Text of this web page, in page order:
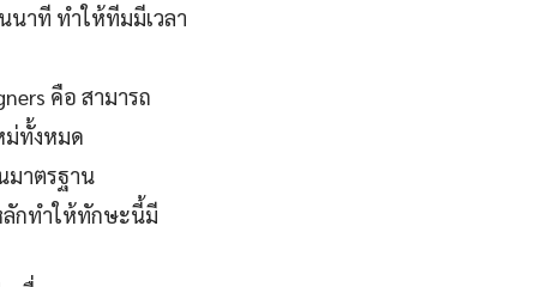
นาที ทำให้ทีมมีเวลา
คือ สามารถ
ม่ทั้งหมด
มาตรฐาน
ลักทำให้ทักษะนี้มี